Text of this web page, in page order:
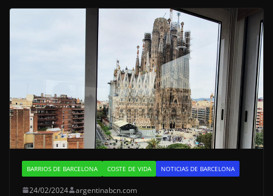
BARRIOS DE BARCELONA COSTE DE VIDA NOTICIAS DE BARCELONA
24/02/2024 argentinabcn.com